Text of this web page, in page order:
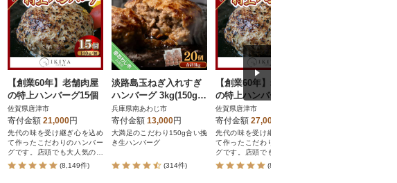
【創業60年】老舗肉屋
の特上ハンバーグ15個
佐賀県唐津市
寄付金額 21,000円
先代の味を受け継ぎ心を込め
て作ったこだわりのハンバー
グです。店頭でも大人気のお
礼品です。
(8,149件)
淡路島玉ねぎ入れすぎ
ハンバーグ 3kg(150g×
20個) 冷凍
兵庫県南あわじ市
寄付金額 13,000円
大満足のこだわり150g合い挽
き生ハンバーグ
(314件)
【創業60年】老舗肉屋
の特上ハンバーグ20個
佐賀県唐津市
寄付金額 27,000
先代の味を受け継ぎ心を込め
て作ったこだわりのハンバー
グです。店頭でも大人気のお
礼品です。
(8,149件)